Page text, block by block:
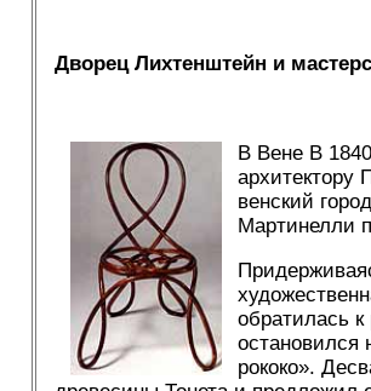
Дворец Лихтенштейн и
В Вене В
архитектору
венский
Мартинелли
обратилась
остановился
рококо».